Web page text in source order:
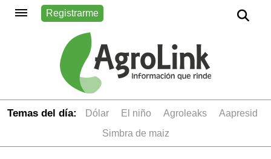
Registrarme
Temas del día: dólar el niño Agroleaks
aapresid
simbra de maiz